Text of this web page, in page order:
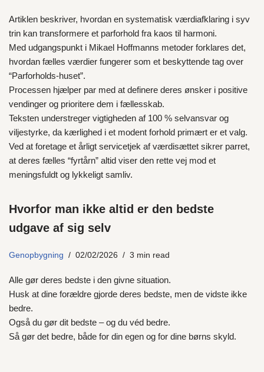
Artiklen beskriver, hvordan en systematisk værdiafklaring i syv
trin kan transformere et parforhold fra kaos til harmoni.
Med udgangspunkt i Mikael Hoffmanns metoder forklares det,
hvordan fælles værdier fungerer som et beskyttende tag over
“Parforholds-huset”.
Processen hjælper par med at definere deres ønsker i positive
vendinger og prioritere dem i fællesskab.
Teksten understreger vigtigheden af 100 % selvansvar og
viljestyrke, da kærlighed i et modent forhold primært er et valg.
Ved at foretage et årligt servicetjek af værdisættet sikrer parret,
at deres fælles “fyrtårn” altid viser den rette vej mod et
meningsfuldt og lykkeligt samliv.
Hvorfor man ikke altid er den bedste
udgave af sig selv
Genopbygning 02/02/2026 3 min read
Alle gør deres bedste i den givne situation.
Husk at dine forældre gjorde deres bedste, men de vidste ikke
bedre.
Også du gør dit bedste – og du véd bedre.
Så gør det bedre, både for din egen og for dine børns skyld.